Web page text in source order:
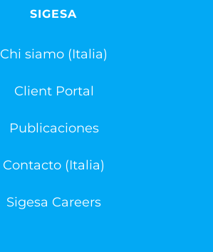
SIGESA
Chi siamo (Italia)
Client Portal
Publicaciones
Contacto (Italia)
Sigesa Careers